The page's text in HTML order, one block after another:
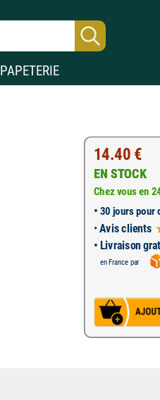
PAPETERIE
14.40 €
EN STOCK
Chez vous en
• 30 jours pour
•Avis clients
• Livraison
en France par